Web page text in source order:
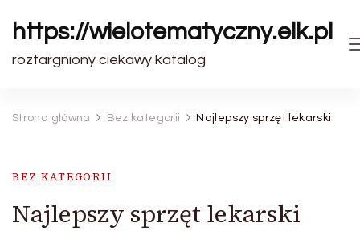
https://wielotematyczny.elk.pl
roztargniony ciekawy katalog
Strona główna Bez kategorii Najlepszy sprzęt lekarski
BEZ KATEGORII
Najlepszy sprzęt lekarski